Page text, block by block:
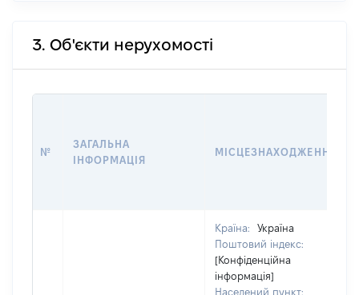
3. Об'єкти нерухомості
№
ЗАГАЛЬНА
ІНФОРМАЦІЯ
МІСЦЕЗНАХОДЖЕННЯ
Країна:
Україна
Поштовий індекс:
[Конфіденційна
інформація]
Населений пункт: